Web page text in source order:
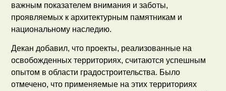
важным показателем внимания и заботы,
проявляемых к архитектурным памятникам и
национальному наследию.
Декан добавил, что проекты, реализованные на
освобожденных территориях, считаются успешным
опытом в области градостроительства. Было
отмечено, что применяемые на этих территориях